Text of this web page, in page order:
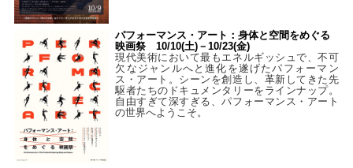
パフォーマンス・アート：身体と空間をめぐる
映画祭 10/10(土)－10/23(金)
現代美術において最もエネルギッシュで、不可
欠なジャンルへと進化を遂げたパフォーマン
ス・アート。シーンを創造し、革新してきた先
駆者たちのドキュメンタリーをラインナップ。
自由すぎて深すぎる、パフォーマンス・アート
の世界へようこそ。